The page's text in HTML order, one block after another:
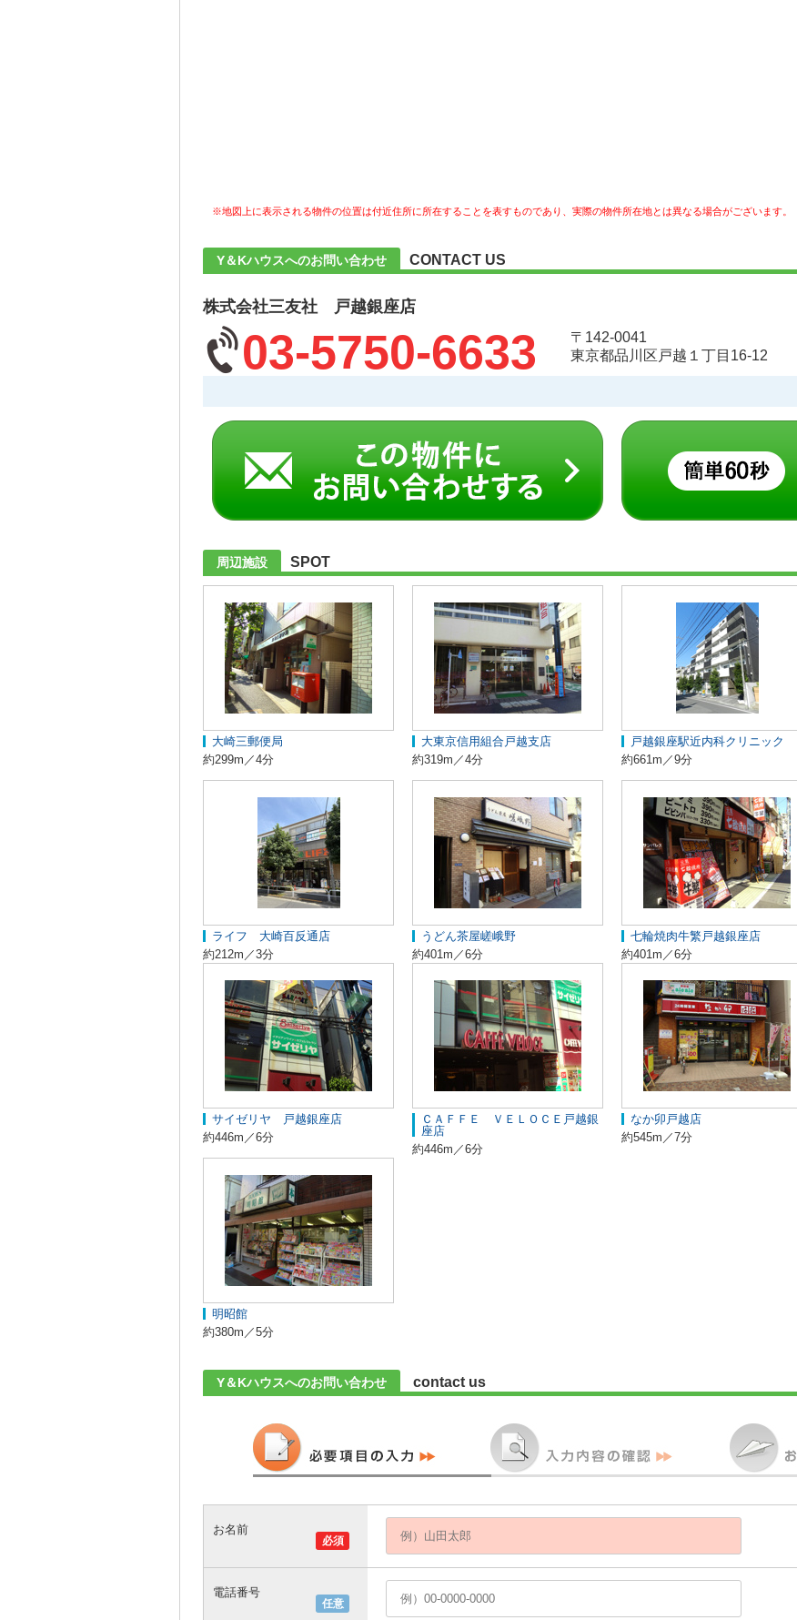
※地図上に表示される物件の位置は付近住所に所在することを表すものであり、実際の物件所在地とは異なる場合がございます。
Y＆Kハウスへのお問い合わせ CONTACT US
株式会社三友社 戸越銀座店
03-5750-6633
〒142-0041
東京都品川区戸越１丁目16-12
周辺施設 SPOT
大崎三郵便局
約299m／4分
大東京信用組合戸越支店
約319m／4分
戸越銀座駅近内科クリニック
約661m／9分
ライフ 大崎百反通店
約212m／3分
うどん茶屋嵯峨野
約401m／6分
七輪焼肉牛繁戸越銀座店
約401m／6分
サイゼリヤ 戸越銀座店
約446m／6分
ＣＡＦＦＥ ＶＥＬＯＣＥ戸越銀
座店
約446m／6分
なか卯戸越店
約545m／7分
明昭館
約380m／5分
Y＆Kハウスへのお問い合わせ contact us
必須
お名前
任意
電話番号